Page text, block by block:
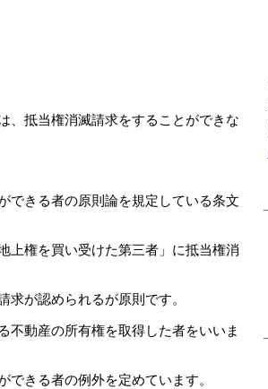
、抵当権消滅請求をすることができな
できる者の原則論を規定している条文
上権を買い受けた第三者」に抵当権消
が認められるが原則です。
不動産の所有権を取得した者をいいま
きる者の例外を定めています。